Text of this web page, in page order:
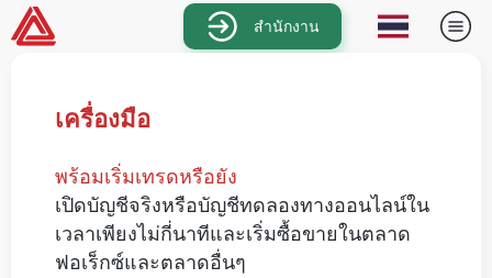
สำนักงาน
เครื่องมือ
พร้อมเริ่มเทรดหรือยัง
เปิดบัญชีจริงหรือบัญชีทดลองทางออนไลน์ใน
เวลาเพียงไม่กี่นาทีและเริ่มซื้อขายในตลาด
ฟอเร็กซ์และตลาดอื่นๆ